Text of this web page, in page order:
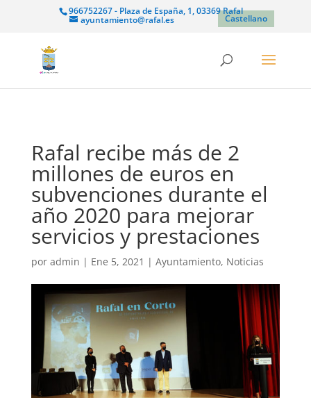
966752267 - Plaza de España, 1, 03369 Rafal
ayuntamiento@rafal.es Castellano
Rafal recibe más de 2
millones de euros en
subvenciones durante el
año 2020 para mejorar
servicios y prestaciones
por admin | Ene 5, 2021 | Ayuntamiento, Noticias